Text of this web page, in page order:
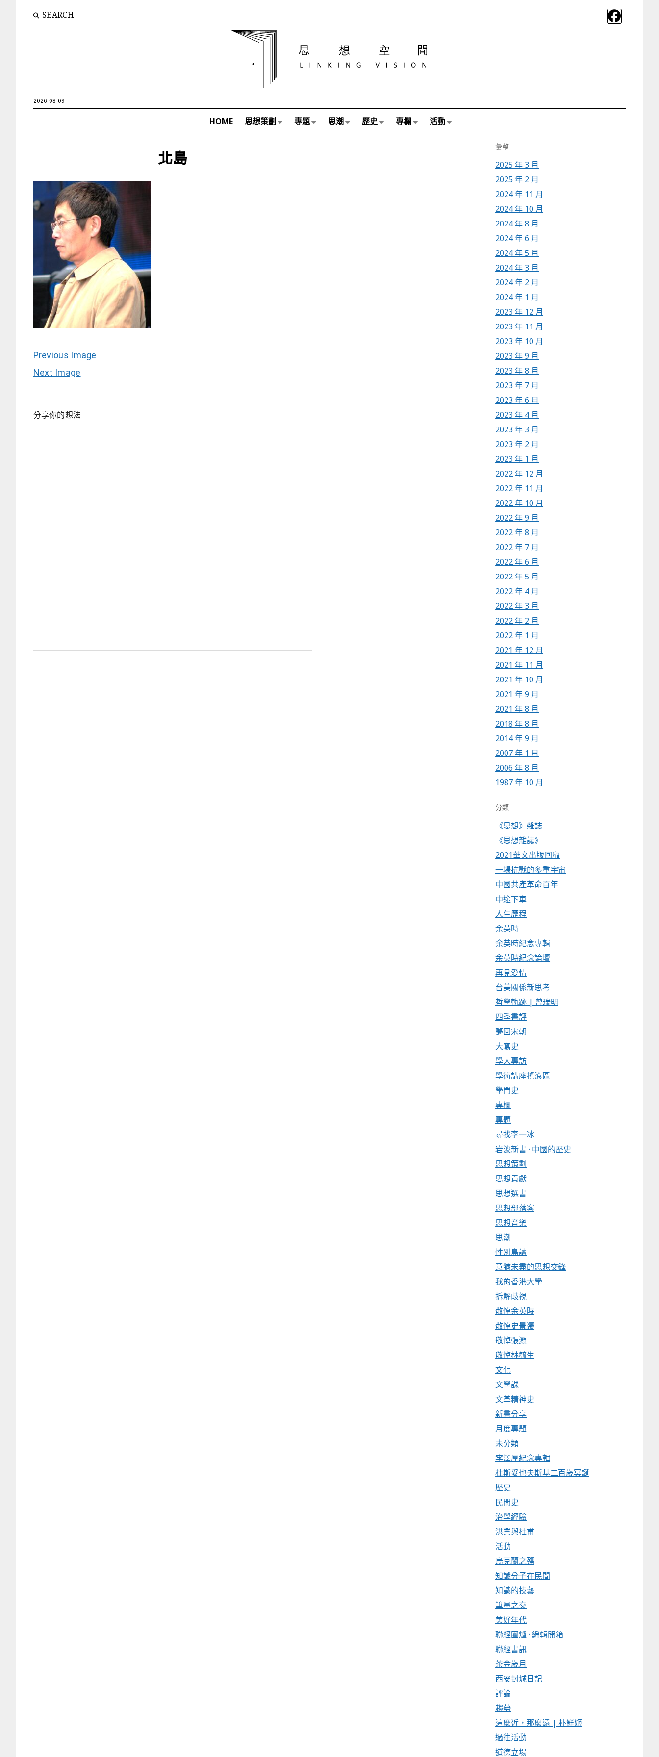
SEARCH
2026-08-09
HOME 思想策劃 專題 思潮 歷史 專欄 活動
北島
Previous Image
Next Image
分享你的想法
彙整
2025 年 3 月
2025 年 2 月
2024 年 11 月
2024 年 10 月
2024 年 8 月
2024 年 6 月
2024 年 5 月
2024 年 3 月
2024 年 2 月
2024 年 1 月
2023 年 12 月
2023 年 11 月
2023 年 10 月
2023 年 9 月
2023 年 8 月
2023 年 7 月
2023 年 6 月
2023 年 4 月
2023 年 3 月
2023 年 2 月
2023 年 1 月
2022 年 12 月
2022 年 11 月
2022 年 10 月
2022 年 9 月
2022 年 8 月
2022 年 7 月
2022 年 6 月
2022 年 5 月
2022 年 4 月
2022 年 3 月
2022 年 2 月
2022 年 1 月
2021 年 12 月
2021 年 11 月
2021 年 10 月
2021 年 9 月
2021 年 8 月
2018 年 8 月
2014 年 9 月
2007 年 1 月
2006 年 8 月
1987 年 10 月
分類
《思想》雜誌
《思想雜誌》
2021華文出版回顧
一場抗戰的多重宇宙
中國共產革命百年
中途下車
人生歷程
余英時
余英時紀念專輯
余英時紀念論壇
再見愛情
台美關係新思考
哲學軌跡 | 曾瑞明
四季書評
夢回宋朝
大寫史
學人專訪
學術講座搖滾區
學門史
專欄
專題
尋找李一冰
岩波新書 · 中國的歷史
思想策劃
思想貢獻
思想選書
思想部落客
思想音樂
思潮
性別島讀
意猶未盡的思想交鋒
我的香港大學
拆解歧視
敬悼余英時
敬悼史景遷
敬悼張灝
敬悼林毓生
文化
文學課
文革精神史
新書分享
月度專題
未分類
李澤厚紀念專輯
杜斯妥也夫斯基二百歲冥誕
歷史
民間史
治學經驗
洪業與杜甫
活動
烏克蘭之殤
知識分子在民間
知識的技藝
筆墨之交
美好年代
聯經圍爐 · 編輯開箱
聯經書訊
茶金歲月
西安封城日記
評論
趨勢
這麼近，那麼遠 | 朴鮮姬
過往活動
道德立場